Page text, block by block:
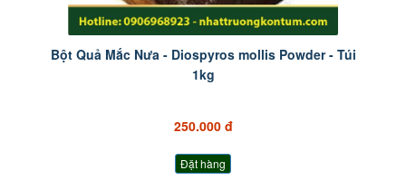
Bột Quả Mắc Nưa - Diospyros mollis Powder - Túi
1kg
250.000 đ
Đặt hàng